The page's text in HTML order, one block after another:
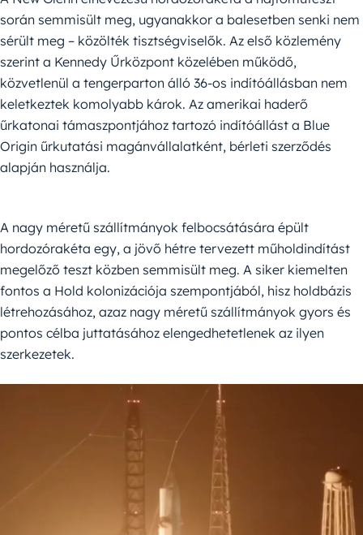
során semmisült meg, ugyanakkor a balesetben senki nem
sérült meg – közölték tisztségviselők. Az első közlemény
szerint a Kennedy Űrközpont közelében működő,
közvetlenül a tengerparton álló 36-os indítóállásban nem
keletkeztek komolyabb károk. Az amerikai haderő
űrkatonai támaszpontjához tartozó indítóállást a Blue
Origin űrkutatási magánvállalatként, bérleti szerződés
alapján használja.
A nagy méretű szállítmányok felbocsátására épült
hordozórakéta egy, a jövő hétre tervezett műholdindítást
megelőző teszt közben semmisült meg. A siker kiemelten
fontos a Hold kolonizációja szempontjából, hisz holdbázis
létrehozásához, azaz nagy méretű szállítmányok gyors és
pontos célba juttatásához elengedhetetlenek az ilyen
szerkezetek.